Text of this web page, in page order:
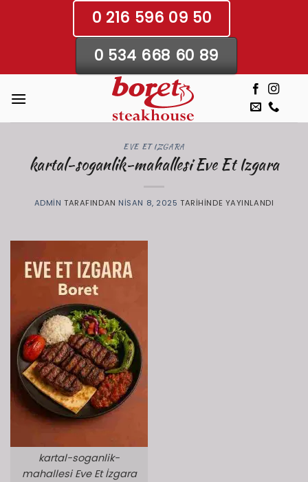
0 216 596 09 50
0 534 668 60 89
EVE ET IZGARA
kartal-soganlik-mahallesi Eve Et Izgara
ADMIN TARAFINDAN NISAN 8, 2025 TARIHINDE YAYINLANDI
kartal-soganlik-
mahallesi Eve Et İzgara